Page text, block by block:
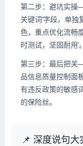
第二步：避坑实操
关键词’字段，单
色，重点优化流畅
时测试，坚固耐用’
第三步：最后把关
品信息质量控制面
有违反政策的敏感
的保险丝。
📌 深度说句大